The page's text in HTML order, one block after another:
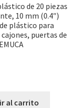
de 20 piezas
10 mm (0.4″)
plástico para
puertas de
al carrito